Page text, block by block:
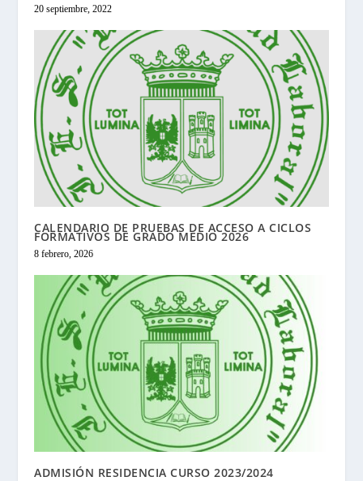
20 septiembre, 2022
CALENDARIO DE PRUEBAS DE ACCESO A CICLOS
FORMATIVOS DE GRADO MEDIO 2026
8 febrero, 2026
ADMISIÓN RESIDENCIA CURSO 2023/2024